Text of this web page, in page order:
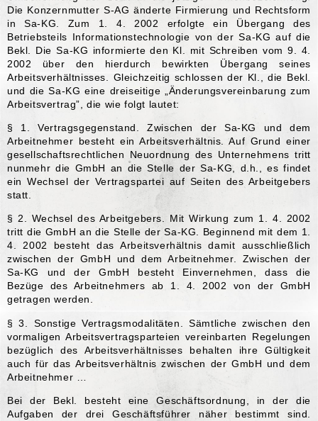
Die Konzernmutter S-AG änderte Firmierung und Rechtsform
in Sa-KG. Zum 1. 4. 2002 erfolgte ein Übergang des
Betriebsteils Informationstechnologie von der Sa-KG auf die
Bekl. Die Sa-KG informierte den Kl. mit Schreiben vom 9. 4.
2002 über den hierdurch bewirkten Übergang seines
Arbeitsverhältnisses. Gleichzeitig schlossen der Kl., die Bekl.
und die Sa-KG eine dreiseitige „Änderungsvereinbarung zum
Arbeitsvertrag”, die wie folgt lautet:
§ 1. Vertragsgegenstand. Zwischen der Sa-KG und dem
Arbeitnehmer besteht ein Arbeitsverhältnis. Auf Grund einer
gesellschaftsrechtlichen Neuordnung des Unternehmens tritt
nunmehr die GmbH an die Stelle der Sa-KG, d.h., es findet
ein Wechsel der Vertragspartei auf Seiten des Arbeitgebers
statt.
§ 2. Wechsel des Arbeitgebers. Mit Wirkung zum 1. 4. 2002
tritt die GmbH an die Stelle der Sa-KG. Beginnend mit dem 1.
4. 2002 besteht das Arbeitsverhältnis damit ausschließlich
zwischen der GmbH und dem Arbeitnehmer. Zwischen der
Sa-KG und der GmbH besteht Einvernehmen, dass die
Bezüge des Arbeitnehmers ab 1. 4. 2002 von der GmbH
getragen werden.
§ 3. Sonstige Vertragsmodalitäten. Sämtliche zwischen den
vormaligen Arbeitsvertragsparteien vereinbarten Regelungen
bezüglich des Arbeitsverhältnisses behalten ihre Gültigkeit
auch für das Arbeitsverhältnis zwischen der GmbH und dem
Arbeitnehmer …
Bei der Bekl. besteht eine Geschäftsordnung, in der die
Aufgaben der drei Geschäftsführer näher bestimmt sind.